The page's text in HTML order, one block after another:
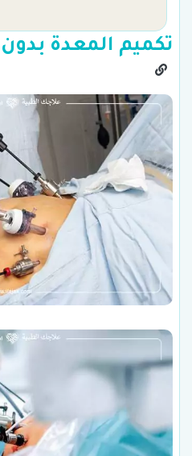
تكميم المعدة